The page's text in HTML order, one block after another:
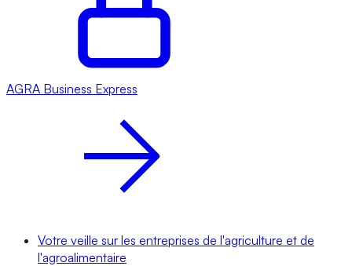
AGRA Business Express
Votre veille sur les entreprises de l'agriculture et de
l'agroalimentaire